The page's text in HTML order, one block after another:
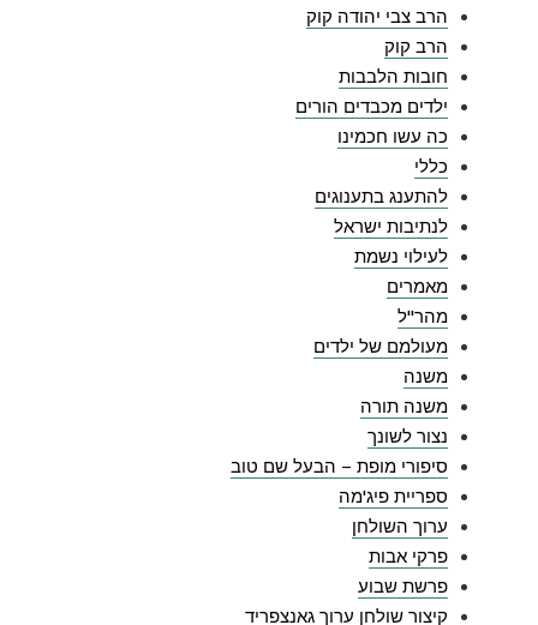
הרב צבי יהודה קוק
הרב קוק
חובות הלבבות
ילדים מכבדים הורים
כה עשו חכמינו
כללי
להתענג בתענוגים
לנתיבות ישראל
לעילוי נשמת
מאמרים
מהר"ל
מעולמם של ילדים
משנה
משנה תורה
נצור לשונך
סיפורי מופת – הבעל שם טוב
ספריית פיג'מה
ערוך השולחן
פרקי אבות
פרשת שבוע
קיצור שולחן ערוך גאנצפריד